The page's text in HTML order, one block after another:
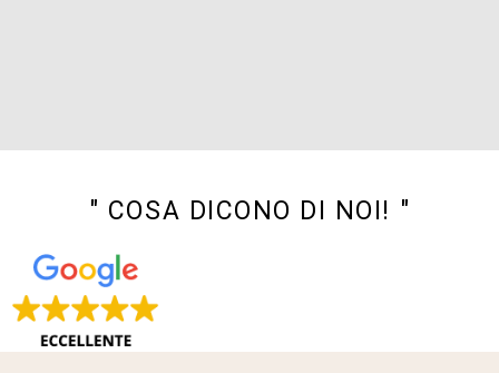
" COSA DICONO DI NOI! "